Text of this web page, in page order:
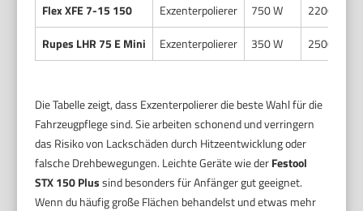
Flex XFE 7-15 150
Exzenterpolierer 750 W
2200-
Rupes LHR 75 E Mini
Exzenterpolierer 350 W 2500-
Die Tabelle zeigt, dass Exzenterpolierer die beste Wahl für die
Fahrzeugpflege sind. Sie arbeiten schonend und verringern
das Risiko von Lackschäden durch Hitzeentwicklung oder
falsche Drehbewegungen. Leichte Geräte wie derFestool
STX 150 Plussind besonders für Anfänger gut geeignet.
Wenn du häufig große Flächen behandelst und etwas mehr